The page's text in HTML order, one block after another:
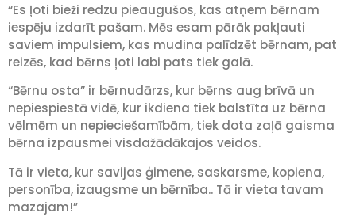
“Es ļoti bieži redzu pieaugušos, kas atņem bērnam
iespēju izdarīt pašam. Mēs esam pārāk pakļauti
saviem impulsiem, kas mudina palīdzēt bērnam, pat
reizēs, kad bērns ļoti labi pats tiek galā.
“Bērnu osta” ir bērnudārzs, kur bērns aug brīvā un
nepiespiestā vidē, kur ikdiena tiek balstīta uz bērna
vēlmēm un nepieciešamībām, tiek dota zaļā gaisma
bērna izpausmei visdažādākajos veidos.
Tā ir vieta, kur savijas ģimene, saskarsme, kopiena,
personība, izaugsme un bērnība.. Tā ir vieta tavam
mazajam!”